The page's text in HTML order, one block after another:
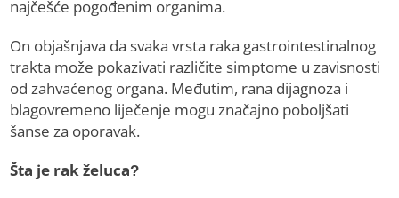
najčešće pogođenim organima.
On objašnjava da svaka vrsta raka gastrointestinalnog
trakta može pokazivati različite simptome u zavisnosti
od zahvaćenog organa. Međutim, rana dijagnoza i
blagovremeno liječenje mogu značajno poboljšati
šanse za oporavak.
Šta je rak želuca?